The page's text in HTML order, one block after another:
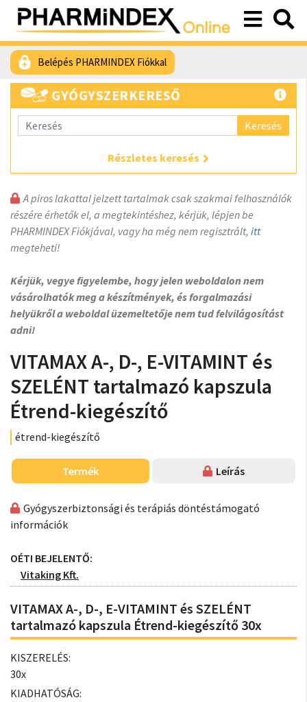
Belépés PHARMINDEX Fiókkal
GYÓGYSZERKERESŐ
Keresés
Részletes keresés
A piros lakattal jelzett tartalmak csak szakmai felhasználók
részére érhetők el, a megtekintéshez, kérjük, lépjen be
PHARMINDEX Fiókjával, vagy ha még nem regisztrált, itt
megteheti!
Kérjük, vegye figyelembe, hogy jelen weboldalon nem
vásárolhatók meg a készítmények, és forgalmazási
helyükről a weboldal üzemeltetője nem tud felvilágosítást
adni!
VITAMAX A-, D-, E-VITAMINT és
SZELÉNT tartalmazó kapszula
Étrend-kiegészítő
étrend-kiegészítő
Termék Leírás
Gyógyszerbiztonsági és terápiás döntéstámogató
információk
OÉTI BEJELENTŐ:
Vitaking Kft.
VITAMAX A-, D-, E-VITAMINT és SZELÉNT
tartalmazó kapszula Étrend-kiegészítő 30x
KISZERELÉS:
30x
KIADHATÓSÁG: